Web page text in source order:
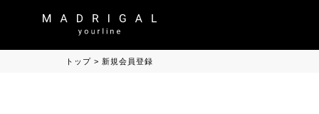
トップ 新規会員登録